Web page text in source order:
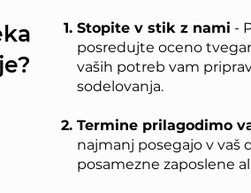
Stopite v stik z nami -
posredujte oceno
vaših potreb vam
sodelovanja.
Termine prilagodimo
najmanj posegajo v vaš
posamezne zaposlene